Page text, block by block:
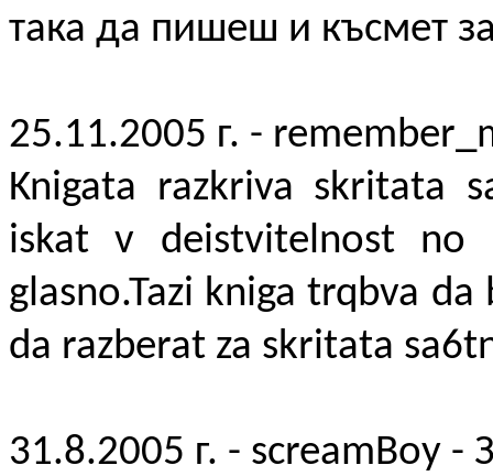
така да пишеш и късмет
25.11.2005 г. -
Knigata razkriva skritata
iskat v deistvitelnost no
glasno.Tazi kniga trqbva
da razberat za skritata
31.8.2005 г. - screamBoy -